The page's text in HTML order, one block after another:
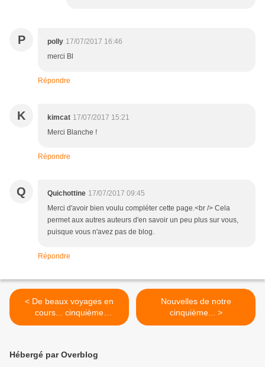
P polly 17/07/2017 16:46
merci Bl
Répondre
K kimcat 17/07/2017 15:21
Merci Blanche !
Répondre
Q Quichottine 17/07/2017 09:45
Merci d'avoir bien voulu compléter cette page.<br /> Cela
permet aux autres auteurs d'en savoir un peu plus sur vous,
puisque vous n'avez pas de blog.
Répondre
< De beaux voyages en
cours... cinquième
anthologie
Nouvelles de notre
cinquième... >
Hébergé par Overblog